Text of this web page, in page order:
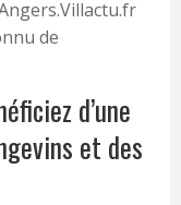
de
d’une
et des